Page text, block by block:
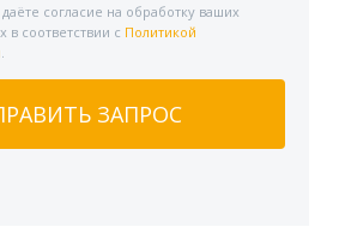
согласие на обработку ваших
соответствии с Политикой